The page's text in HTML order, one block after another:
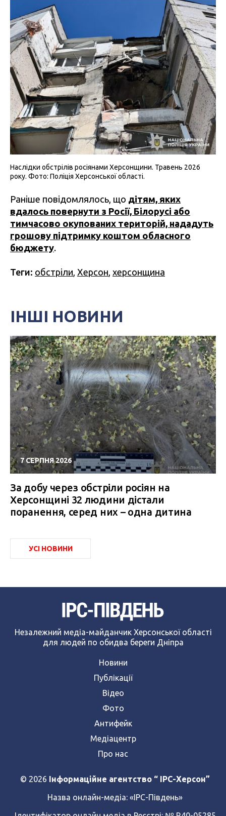
Наслідки обстрілів росіянами Херсонщини. Травень 2026
року. Фото: Поліція Херсонської області.
Раніше повідомлялось, що дітям, яких
вдалось повернути з Росії, Білорусі або
тимчасово окупованих територій, нададуть
грошову підтримку коштом обласного
бюджету.
Теги: обстріли Херсон херсонщина
ІНШІ НОВИНИ
7 СЕРПНЯ 2026
За добу через обстріли росіян на
Херсонщині 32 людини дістали
поранення, серед них – одна дитина
УСІ НОВИНИ
Незалежний медіа-майданчик Херсонської області
для людей по обидва береги Дніпра
Новини
Публікації
Відео
Фото
Антифейк
Медіацентр
Про нас
© 2026 Інформаційне агентство “ IPC-Херсон”
Назва онлайн-медіа: «ІРС-Південь»